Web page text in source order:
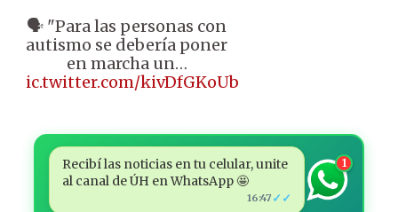
🗣️ "Para las personas con
autismo se debería poner
en marcha un…
pic.twitter.com/kivDfGKoUb
Recibí las noticias en tu celular, unite
al canal de ÚH en WhatsApp 🤩
16:47 ✓✓
1